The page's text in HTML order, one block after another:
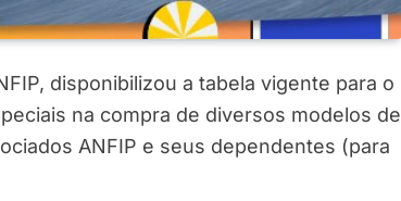
disponibilizou a tabela vigente para o
na compra de diversos modelos de
ANFIP e seus dependentes (para